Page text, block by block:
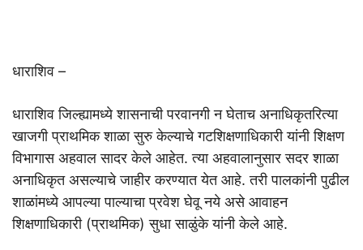
धाराशिव –
धाराशिव जिल्ह्यामध्ये शासनाची परवानगी न घेताच अनाधिकृतरित्या
खाजगी प्राथमिक शाळा सुरु केल्याचे गटशिक्षणाधिकारी यांनी शिक्षण
विभागास अहवाल सादर केले आहेत. त्या अहवालानुसार सदर शाळा
अनाधिकृत असल्याचे जाहीर करण्यात येत आहे. तरी पालकांनी पुढील
शाळांमध्ये आपल्या पाल्याचा प्रवेश घेवू नये असे आवाहन
शिक्षणाधिकारी (प्राथमिक) सुधा साळुंके यांनी केले आहे.